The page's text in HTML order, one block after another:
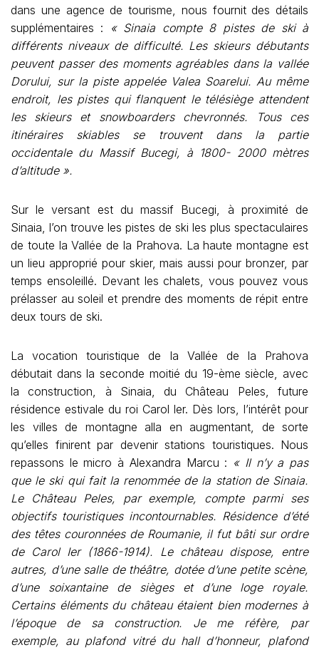
dans une agence de tourisme, nous fournit des détails
supplémentaires :
« Sinaia compte 8 pistes de ski à
différents niveaux de difficulté. Les skieurs débutants
peuvent passer des moments agréables dans la vallée
Dorului, sur la piste appelée Valea Soarelui. Au même
endroit, les pistes qui flanquent le télésiège attendent
les skieurs et snowboarders chevronnés. Tous ces
itinéraires skiables se trouvent dans la partie
occidentale du Massif Bucegi, à 1800- 2000 mètres
d’altitude ».
Sur le versant est du massif Bucegi, à proximité de
Sinaia, l’on trouve les pistes de ski les plus spectaculaires
de toute la Vallée de la Prahova. La haute montagne est
un lieu approprié pour skier, mais aussi pour bronzer, par
temps ensoleillé. Devant les chalets, vous pouvez vous
prélasser au soleil et prendre des moments de répit entre
deux tours de ski.
La vocation touristique de la Vallée de la Prahova
débutait dans la seconde moitié du 19-ème siècle, avec
la construction, à Sinaia, du Château Peles, future
résidence estivale du roi Carol Ier. Dès lors, l’intérêt pour
les villes de montagne alla en augmentant, de sorte
qu’elles finirent par devenir stations touristiques. Nous
repassons le micro à Alexandra Marcu : « Il n’y a pas
que le ski qui fait la renommée de la station de Sinaia.
Le Château Peles, par exemple, compte parmi ses
objectifs touristiques incontournables. Résidence d’été
des têtes couronnées de Roumanie, il fut bâti sur ordre
de Carol Ier (1866-1914). Le château dispose, entre
autres, d’une salle de théâtre, dotée d’une petite scène,
d’une soixantaine de sièges et d’une loge royale.
Certains éléments du château étaient bien modernes à
l’époque de sa construction. Je me réfère, par
exemple, au plafond vitré du hall d’honneur, plafond